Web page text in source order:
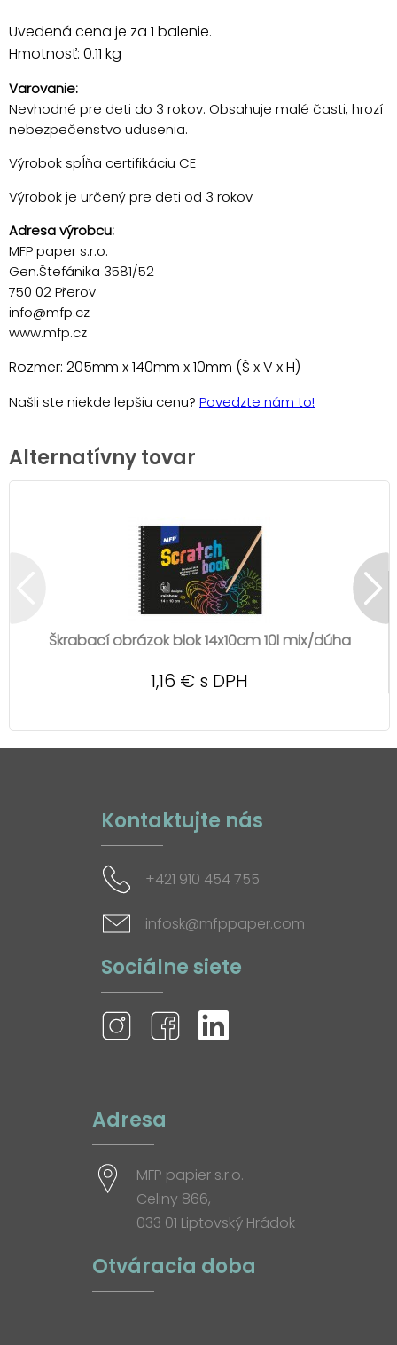
Uvedená cena je za 1 balenie.
Hmotnosť: 0.11 kg
Varovanie:
Nevhodné pre deti do 3 rokov. Obsahuje malé časti, hrozí
nebezpečenstvo udusenia.
Výrobok spĺňa certifikáciu CE
Výrobok je určený pre deti od 3 rokov
Adresa výrobcu:
MFP paper s.r.o.
Gen.Štefánika 3581/52
750 02 Přerov
info@mfp.cz
www.mfp.cz
Rozmer: 205mm x 140mm x 10mm (Š x V x H)
Našli ste niekde lepšiu cenu? Povedzte nám to!
Alternatívny tovar
Škrabací obrázok blok 14x10cm 10l mix/dúha
1,16 € s DPH
Kontaktujte nás
+421 910 454 755
infosk@mfppaper.com
Sociálne siete
Adresa
MFP papier s.r.o.
Celiny 866,
033 01 Liptovský Hrádok
Otváracia doba